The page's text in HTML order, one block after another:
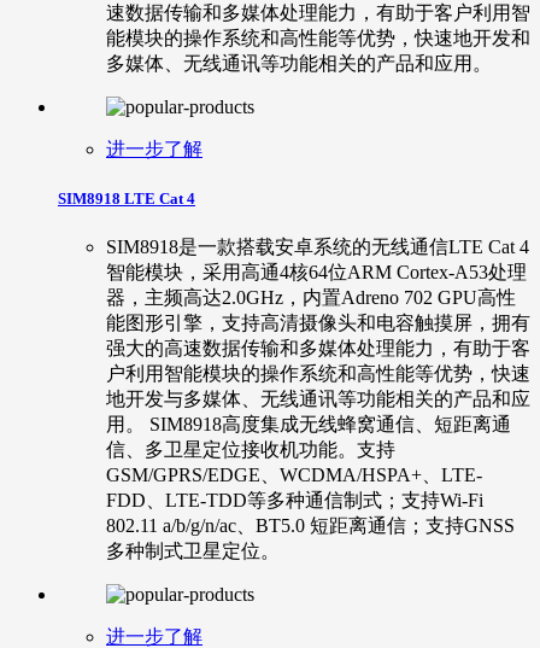
速数据传输和多媒体处理能力，有助于客户利用智
能模块的操作系统和高性能等优势，快速地开发和
多媒体、无线通讯等功能相关的产品和应用。
进一步了解
SIM8918 LTE Cat 4
SIM8918是一款搭载安卓系统的无线通信LTE Cat 4
智能模块，采用高通4核64位ARM Cortex-A53处理
器，主频高达2.0GHz，内置Adreno 702 GPU高性
能图形引擎，支持高清摄像头和电容触摸屏，拥有
强大的高速数据传输和多媒体处理能力，有助于客
户利用智能模块的操作系统和高性能等优势，快速
地开发与多媒体、无线通讯等功能相关的产品和应
用。 SIM8918高度集成无线蜂窝通信、短距离通
信、多卫星定位接收机功能。支持
GSM/GPRS/EDGE、WCDMA/HSPA+、LTE-
FDD、LTE-TDD等多种通信制式；支持Wi-Fi
802.11 a/b/g/n/ac、BT5.0 短距离通信；支持GNSS
多种制式卫星定位。
进一步了解